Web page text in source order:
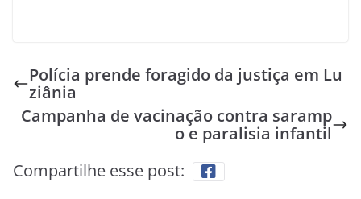
Polícia prende foragido da justiça em Lu
ziânia
Campanha de vacinação contra saramp
o e paralisia infantil
Compartilhe esse post: